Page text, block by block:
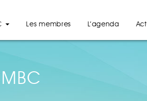
Les membres L’agenda